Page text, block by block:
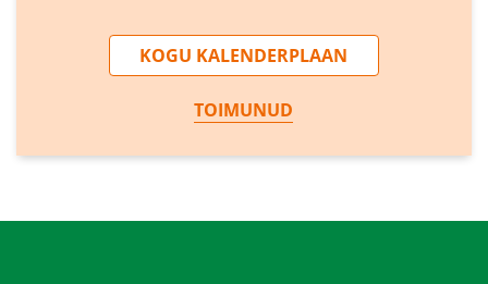
KOGU KALENDERPLAAN
TOIMUNUD